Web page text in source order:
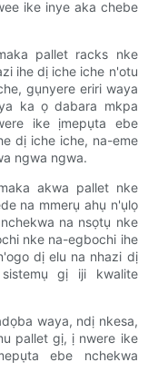
ike inye aka chebe
pallet racks nke
ihe dị iche iche n'otu
gụnyere eriri waya
ka ọ dabara mkpa
ike ịmepụta ebe
dị iche iche, na-eme
ngwa ngwa.
akwa pallet nke
na mmerụ ahụ n'ụlọ
na nsọtụ nke
nke na-egbochi ihe
dị elu na nhazi dị
gị iji kwalite
waya, ndị nkesa,
pallet gị, ị nwere ike
ebe nchekwa